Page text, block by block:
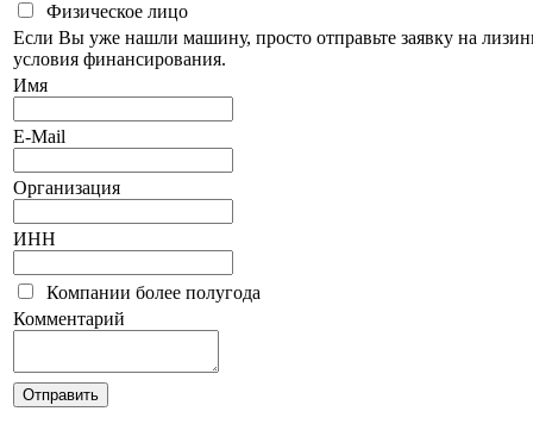
Физическое лицо
Если Вы уже нашли машину, просто отправьте заявку на
условия финансирования.
Имя
E-Mail
Организация
ИНН
Компании более полугода
Комментарий